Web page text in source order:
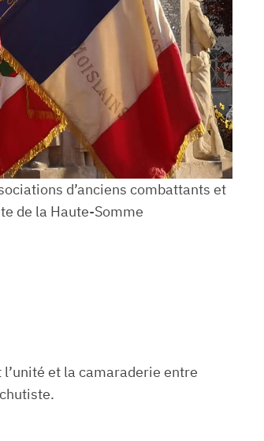
d’anciens combattants et
de la Haute-Somme
et la camaraderie entre